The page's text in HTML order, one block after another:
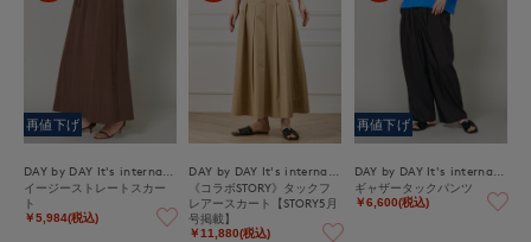
再値下げ
イージーストレートスカー
ト
￥5,984(税込)
《コラボSTORY》タックフ
レアースカート【STORY5月
号掲載】
￥11,880(税込)
再値下げ
ギャザータックパンツ
￥6,600(税込)